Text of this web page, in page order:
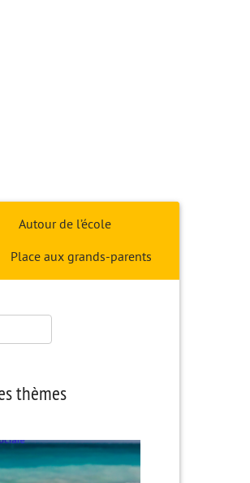
Autour de l’école
Place aux grands-parents
thèmes